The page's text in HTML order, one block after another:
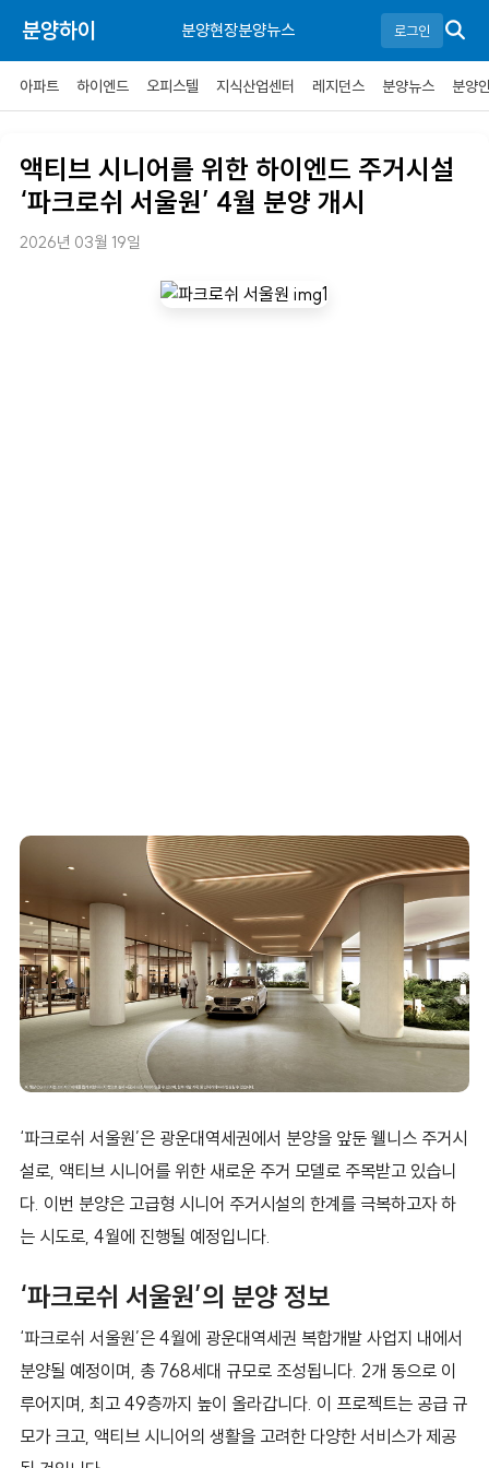
분양하이 분양현장분양뉴스 로그인
아파트 하이엔드 오피스텔 지식산업센터 레지던스 분양뉴스 분양
액티브 시니어를 위한 하이엔드 주거시설
‘파크로쉬 서울원’ 4월 분양 개시
2026년 03월 19일
‘파크로쉬 서울원’은 광운대역세권에서 분양을 앞둔 웰니스 주거시
설로, 액티브 시니어를 위한 새로운 주거 모델로 주목받고 있습니
다. 이번 분양은 고급형 시니어 주거시설의 한계를 극복하고자 하
는 시도로, 4월에 진행될 예정입니다.
‘파크로쉬 서울원’의 분양 정보
‘파크로쉬 서울원’은 4월에 광운대역세권 복합개발 사업지 내에서
분양될 예정이며, 총 768세대 규모로 조성됩니다. 2개 동으로 이
루어지며, 최고 49층까지 높이 올라갑니다. 이 프로젝트는 공급 규
모가 크고, 액티브 시니어의 생활을 고려한 다양한 서비스가 제공